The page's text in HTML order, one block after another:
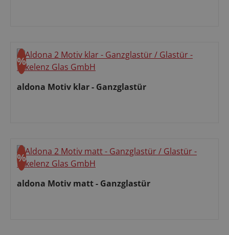
Rabatt
%
aldona Motiv klar - Ganzglastür
Rabatt
%
aldona Motiv matt - Ganzglastür